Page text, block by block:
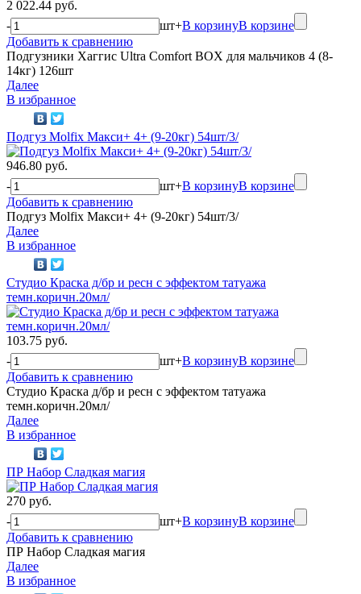
2 022.44 руб.
-
шт+В корзинуВ корзине
Добавить к сравнению
Подгузники Хаггис Ultra Comfort BOX для мальчиков 4 (8-
14кг) 126шт
Далее
В избранное
Подгуз Molfix Макси+ 4+ (9-20кг) 54шт/3/
946.80 руб.
-
шт+В корзинуВ корзине
Добавить к сравнению
Подгуз Molfix Макси+ 4+ (9-20кг) 54шт/3/
Далее
В избранное
Студио Краска д/бр и ресн с эффектом татуажа
темн.коричн.20мл/
103.75 руб.
-
шт+В корзинуВ корзине
Добавить к сравнению
Студио Краска д/бр и ресн с эффектом татуажа
темн.коричн.20мл/
Далее
В избранное
ПР Набор Сладкая магия
270 руб.
-
шт+В корзинуВ корзине
Добавить к сравнению
ПР Набор Сладкая магия
Далее
В избранное